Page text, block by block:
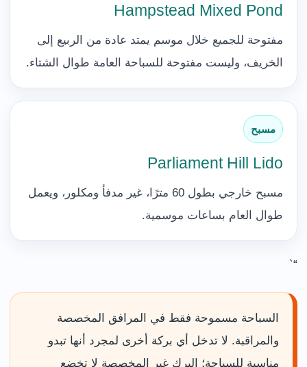
Hampstead Mixed Pond
مفتوحة للجميع خلال موسم يمتد عادة من الربيع إلى
الخريف، وليست مفتوحة للسباحة العامة طوال الشتاء.
مسبح
Parliament Hill Lido
مسبح خارجي بطول 60 مترًا، غير مدفأ ومكلور، ويعمل
طوال العام بساعات موسمية.
“`
السباحة مسموحة فقط في المرافق المخصصة
والمراقبة. لا تدخل أي بركة أخرى لمجرد أنها تبدو
مناسبة للسباحة؛ البرك غير المخصصة لا تخضع